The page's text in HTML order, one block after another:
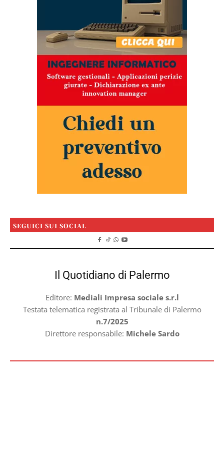
SEGUICI SUI SOCIAL
Il Quotidiano di Palermo
Editore: Mediali Impresa sociale s.r.l
Testata telematica registrata al Tribunale di Palermo
n.7/2025
Direttore responsabile: Michele Sardo